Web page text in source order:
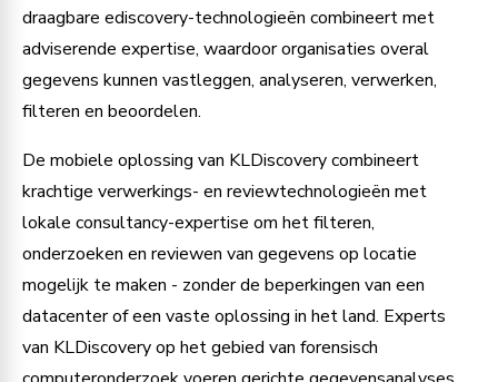
draagbare ediscovery-technologieën combineert met
adviserende expertise, waardoor organisaties overal
gegevens kunnen vastleggen, analyseren, verwerken,
filteren en beoordelen.
De mobiele oplossing van KLDiscovery combineert
krachtige verwerkings- en reviewtechnologieën met
lokale consultancy-expertise om het filteren,
onderzoeken en reviewen van gegevens op locatie
mogelijk te maken - zonder de beperkingen van een
datacenter of een vaste oplossing in het land. Experts
van KLDiscovery op het gebied van forensisch